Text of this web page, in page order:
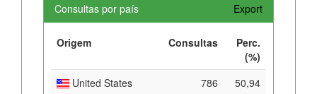
Consultas por país Export
Origem Consultas
Perc.
(%)
United States
786
50,94